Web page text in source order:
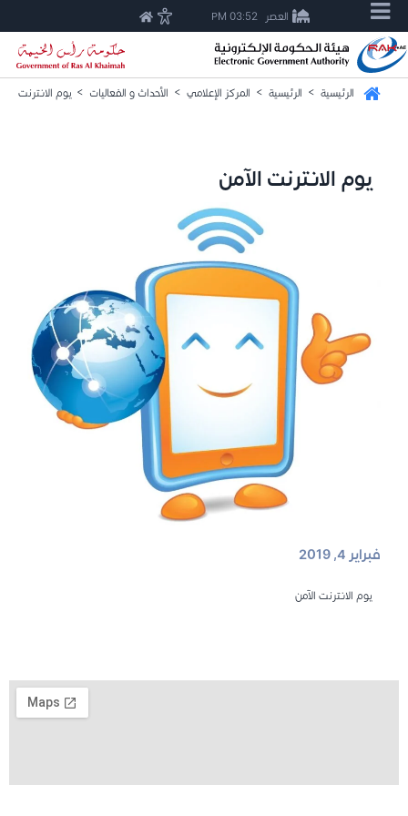
العصر 03:52 PM
الرئيسية > الرئيسية > المركز الإعلامي > الأحداث و الفعاليات > يوم الانترنت
يوم الانترنت الآمن
فبراير 4, 2019
يوم الانترنت الآمن